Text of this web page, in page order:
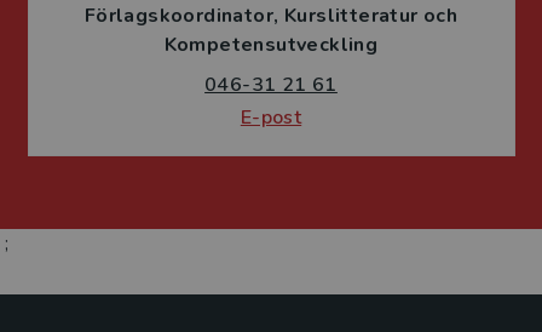
Förlagskoordinator Kurslitteratur och
Kompetensutveckling
046-31 21 61
E-post
;